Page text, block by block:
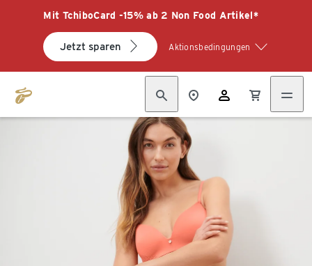
Mit TchiboCard -15% ab 2 Non Food Artikel*
Jetzt sparen Aktionsbedingungen